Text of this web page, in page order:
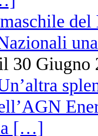
30 Giugno